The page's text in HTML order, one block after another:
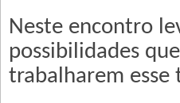
Neste encontro
possibilidades
trabalharem esse